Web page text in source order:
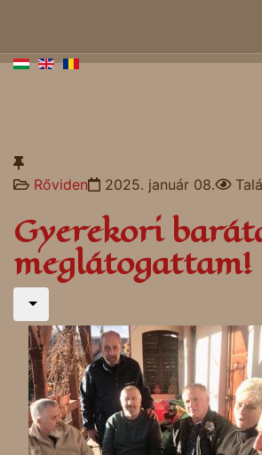
Rőviden 2025. január 08.
Gyerekori
meglátogattam!